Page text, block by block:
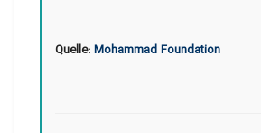
Quelle:Mohammad Foundation